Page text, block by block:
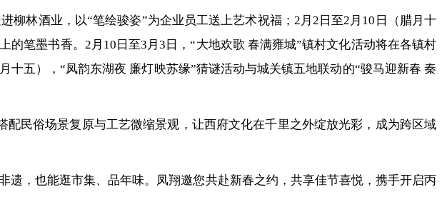
林酒业，以“笔绘骏姿”为企业员工送上艺术祝福；2月2日至2月10日（腊月十
笔墨书香。2月10日至3月3日，“大地欢歌 春满雍城”镇村文化活动将在各镇村
五），“凤韵东湖夜 廉灯映苏缘”猜谜活动与城关镇五地联动的“骏马迎新春 秦
民俗场景复原与工艺微缩景观，让西府文化在千里之外绽放光彩，成为跨区域
，也能逛市集、品年味。凤翔邀您共赴新春之约，共享佳节喜悦，携手开启丙